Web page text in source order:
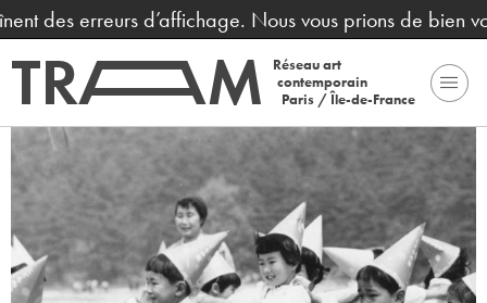
des erreurs d’affichage. Nous vous prions de bien
Réseau art
contemporain
Paris / Île-de-France